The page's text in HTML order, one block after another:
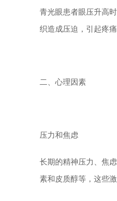
青光眼患者眼压升高
织造成压迫，引起疼
二、心理因素
压力和焦虑
长期的精神压力、焦
素和皮质醇等，这些